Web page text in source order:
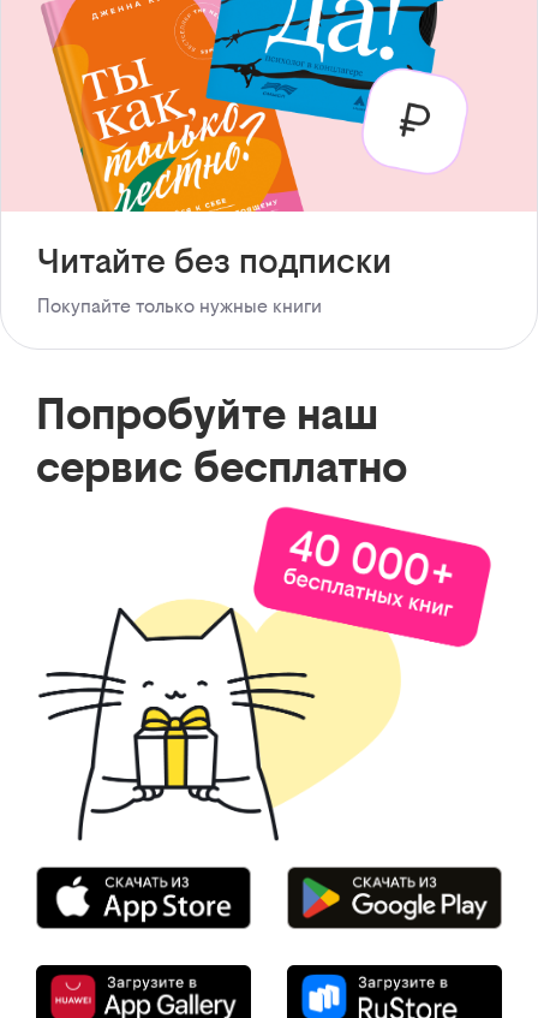
Читайте без подписки
Покупайте только нужные книги
Попробуйте наш
сервис бесплатно